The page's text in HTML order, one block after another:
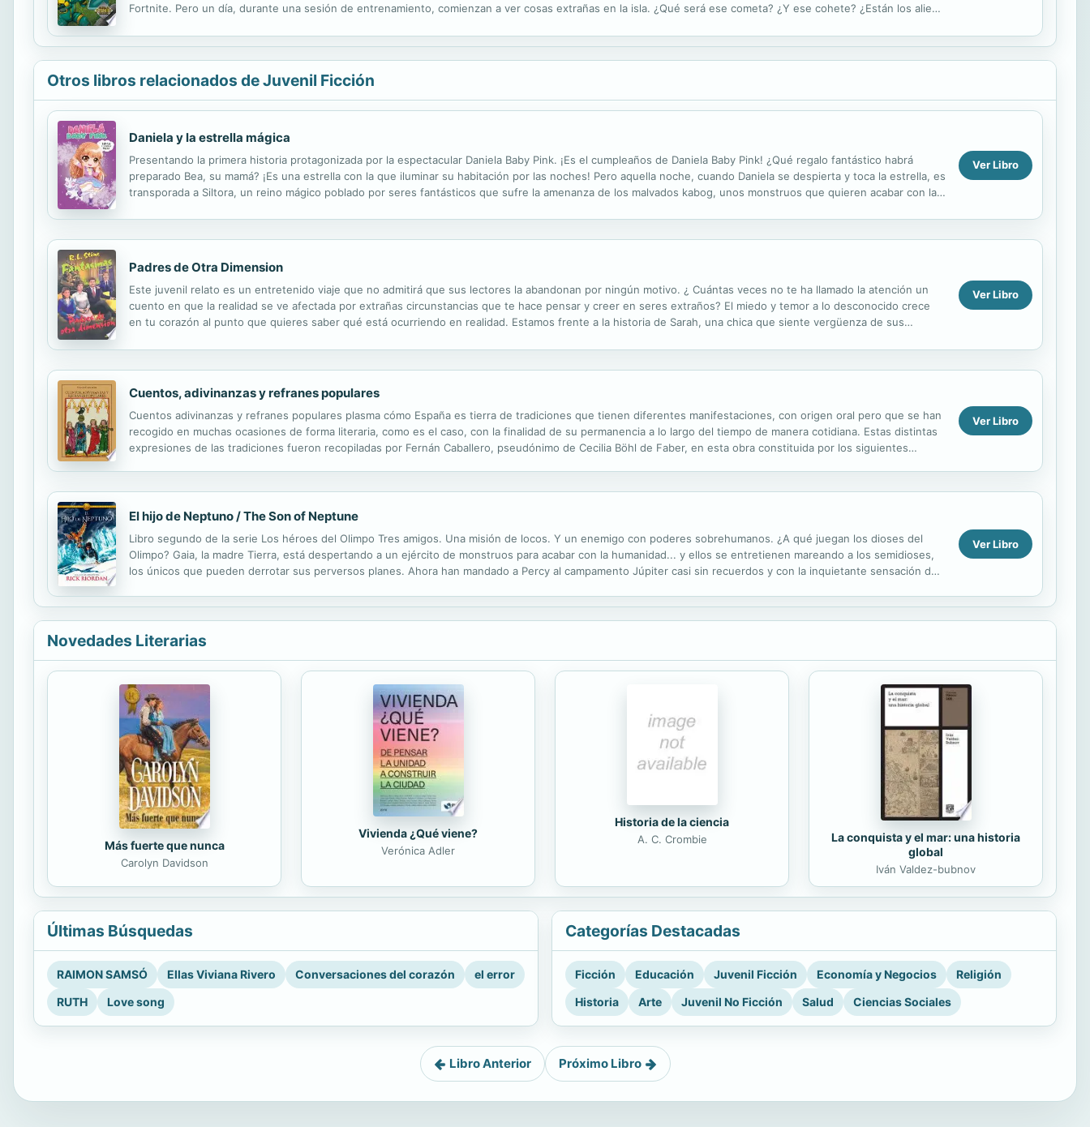
Fortnite. Pero un día, durante una sesión de entrenamiento, comienzan a ver cosas extrañas en la isla. ¿Qué será ese cometa? ¿Y ese cohete? ¿Están los aliens
Otros libros relacionados de Juvenil Ficción
Daniela y la estrella mágica
Presentando la primera historia protagonizada por la espectacular Daniela Baby Pink. ¡Es el cumpleaños de Daniela Baby Pink! ¿Qué regalo fantástico habrá
preparado Bea, su mamá? ¡Es una estrella con la que iluminar su habitación por las noches! Pero aquella noche, cuando Daniela se despierta y toca la estrella, es
transporada a Siltora, un reino mágico poblado por seres fantásticos que sufre la amenanza de los malvados kabog, unos monstruos que quieren acabar con la
Ver Libro
Padres de Otra Dimension
Este juvenil relato es un entretenido viaje que no admitirá que sus lectores la abandonan por ningún motivo. ¿ Cuántas veces no te ha llamado la atención un
cuento en que la realidad se ve afectada por extrañas circunstancias que te hace pensar y creer en seres extraños? El miedo y temor a lo desconocido crece
en tu corazón al punto que quieres saber qué está ocurriendo en realidad. Estamos frente a la historia de Sarah, una chica que siente vergüenza de sus
Ver Libro
Cuentos, adivinanzas y refranes populares
Cuentos adivinanzas y refranes populares plasma cómo España es tierra de tradiciones que tienen diferentes manifestaciones, con origen oral pero que se han
recogido en muchas ocasiones de forma literaria, como es el caso, con la finalidad de su permanencia a lo largo del tiempo de manera cotidiana. Estas distintas
expresiones de las tradiciones fueron recopiladas por Fernán Caballero, pseudónimo de Cecilia Böhl de Faber, en esta obra constituida por los siguientes
Ver Libro
El hijo de Neptuno / The Son of Neptune
Libro segundo de la serie Los héroes del Olimpo Tres amigos. Una misión de locos. Y un enemigo con poderes sobrehumanos. ¿A qué juegan los dioses del
Olimpo? Gaia, la madre Tierra, está despertando a un ejército de monstruos para acabar con la humanidad... y ellos se entretienen mareando a los semidioses,
los únicos que pueden derrotar sus perversos planes. Ahora han mandado a Percy al campamento Júpiter casi sin recuerdos y con la inquietante sensación de
Ver Libro
Novedades Literarias
Más fuerte que nunca
Carolyn Davidson
Vivienda ¿Qué viene?
Verónica Adler
Historia de la ciencia
A. C. Crombie
La conquista y el mar: una historia
global
Iván Valdez-bubnov
Últimas Búsquedas
RAIMON SAMSÓ Ellas Viviana Rivero Conversaciones del corazón
el error
RUTH
Love song
Categorías Destacadas
Ficción Educación Juvenil Ficción Economía y Negocios
Religión
Historia
Arte Juvenil No Ficción Salud Ciencias Sociales
Libro Anterior Próximo Libro